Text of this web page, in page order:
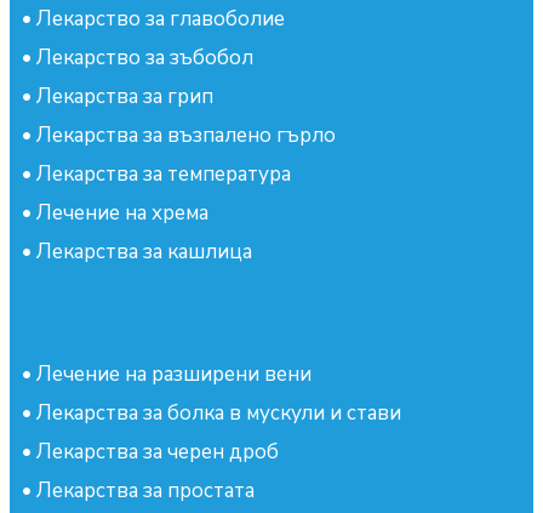
• Лекарство за главоболие
• Лекарство за зъбобол
• Лекарства за грип
• Лекарства за възпалено гърло
• Лекарства за температура
• Лечение на хрема
• Лекарства за кашлица
• Лечение на разширени вени
• Лекарства за болка в мускули и стави
• Лекарства за черен дроб
• Лекарства за простата